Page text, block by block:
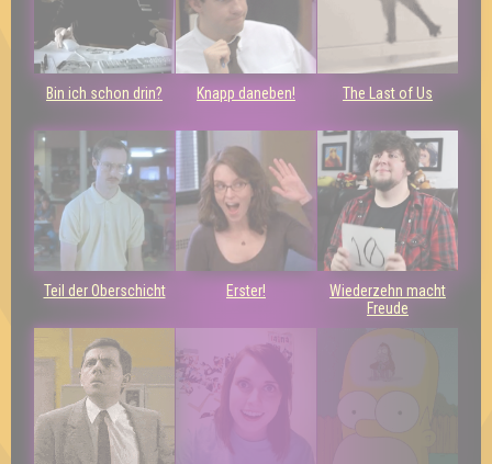
Bin ich schon drin? Knapp daneben! The Last of Us
Teil der Oberschicht Erster!
Wiederzehn macht
Freude